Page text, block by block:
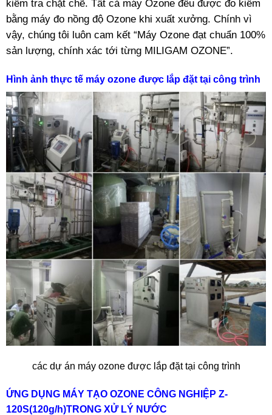
kiểm tra chặt chẽ. Tất cả máy Ozone đều được đo kiểm
bằng máy đo nồng độ Ozone khi xuất xưởng. Chính vì
vậy, chúng tôi luôn cam kết “Máy Ozone đạt chuẩn 100%
sản lượng, chính xác tới từng MILIGAM OZONE”.
Hình ảnh thực tế máy ozone được lắp đặt tại công trình
các dự án máy ozone được lắp đặt tại công trình
ỨNG DỤNG MÁY TẠO OZONE CÔNG NGHIỆP Z-
120S(120g/h)TRONG XỬ LÝ NƯỚC